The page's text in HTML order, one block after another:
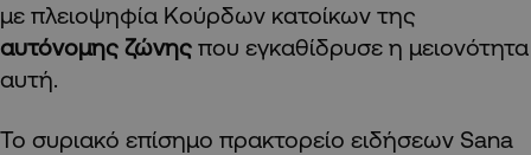
με πλειοψηφία Κούρδων κατοίκων της
αυτόνομης ζώνης που εγκαθίδρυσε η μειονότητα
αυτή.
Το συριακό επίσημο πρακτορείο ειδήσεων Sana